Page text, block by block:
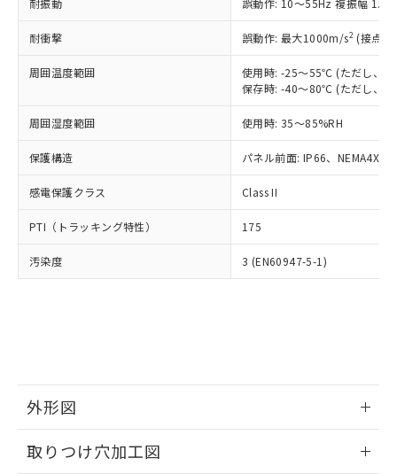
耐振動 誤動作: 10～55Hz 複振幅
耐衝撃 誤動作: 最大1000m/s2 (接点
周囲温度範囲
使用時: -25～55℃ (ただし、氷
保存時: -40～80℃ (ただし、氷
周囲湿度範囲 使用時: 35～85%RH
保護構造 パネル前面: IP66、NEMA4X,
感電保護クラス Class II
PTI（トラッキング特性） 175
汚染度 3 (EN60947-5-1)
外形図
取りつけ穴加工図
正式な納期状況および標準価格はお客
様のお取引先、またはお客様担当のオ
ムロン制御機器販売店・当社販売員に
オムロン制御機器販売店や当社販売拠
販売ネットワーク
」をご確認
在庫状況および標準価格結果を当社の
事前の承諾なく第三者に漏洩または開
示しないようお願いします。
マイパーツ機能（部品リスト作成サー
ビス）をご利用いただくには、I-Web
メンバーズにご登録されている必要が
お客様が当ウェブサイト上で当社にご
指します。
但し、RoHS指令で産業用監視および制御機器に対する
適用除外項目は除く。
フタル酸エステル類の４物質については閾値を超える意
図的な使用がないことを確認しています。
部品在庫の切り替え状況などにより、予定
月が前後することがあります。
※3 非含有証明書ダウンロード
51物質の非含有証明書（当社基準）
※本証明書は発行日時点で非含有を証明す
るもので、過去に遡って非含有を証明する
ものではありません。
また、RoHS指令のフタル酸エステル類４
DBP(フタル酸ジブチル) : 1000ppm、 DIBP(フタル酸ジ
イソブチル) : 1000ppm、 BBP(フタル酸ブチルベンジ
DEHP(フタル酸ビス(2-エチルヘキシル)) : 1000ppm
準値以下であることを示します。
「10」：通常の使用状況下において有害物
質が外部に漏えいし、環境に深刻な影響を
及ぼさない年数を意味します。
「－」：未確認です。当社販売部門へお問
全に破砕するなど、違法に輸出されな
いよう必要な手段を講じます。
当社は貴社製品を、核兵器、ミサイ
ル、化学兵器、生物兵器またはその他
武器並びにこれらの製造装置等に一切
当社は、貴社製品を第三者に販売する
場合は、上記1、2および3の内容を当
該第三者に通知します。また当社は、
販売先および販売に係わる関係者が違
法に輸出するおそれがある場合は、取
り引きをいたしません。
一定数には満たないが在庫あり
－
在庫なし(最新の在庫状況につ
いては、お客様のお取引先、ま
たはお客様担当のオムロン制御
機器販売店・当社販売員にご確
空
受注生産機種、また在庫状況の
情報を公開していない機種